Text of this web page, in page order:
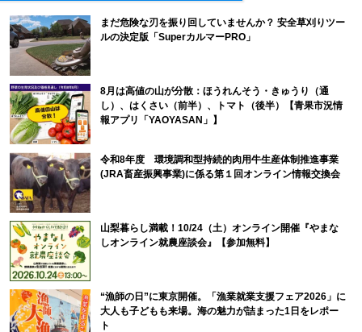
まだ危険な刃を振り回していませんか？ 安全草刈りツー
ルの決定版「SuperカルマーPRO」
8月は高値の山が分散：ほうれんそう・きゅうり（通
し）、はくさい（前半）、トマト（後半）【青果市況情
報アプリ「YAOYASAN」】
令和8年度 環境調和型持続的肉用牛生産体制推進事業
(JRA畜産振興事業)に係る第１回オンライン情報交換会
山梨暮らし満載！10/24（土）オンライン開催『やまな
しオンライン就農座談会』【参加無料】
“漁師の日”に東京開催。「漁業就業支援フェア2026」に
大人も子どもも来場。海の魅力が詰まった1日をレポー
ト